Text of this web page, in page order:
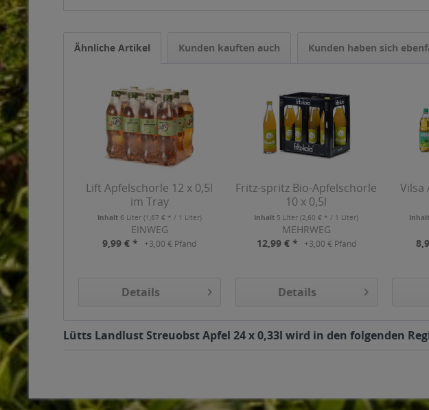
Ähnliche Artikel Kunden kauften auch Kunden haben sich
Lift Apfelschorle 12 x 0,5l
im Tray
Inhalt 6 Liter (1,67 € * / 1 Liter)
EINWEG
9,99 € *
+3,00 € Pfand
Details
Fritz-spritz Bio-Apfelschorle
10 x 0,5l
Inhalt 5 Liter(2,60 € * / 1 Liter)
MEHRWEG
12,99 € *
+3,00 € Pfand
Details
Vilsa
Inhalt
Lütts Landlust Streuobst Apfel 24 x 0,33l wird in den folgenden